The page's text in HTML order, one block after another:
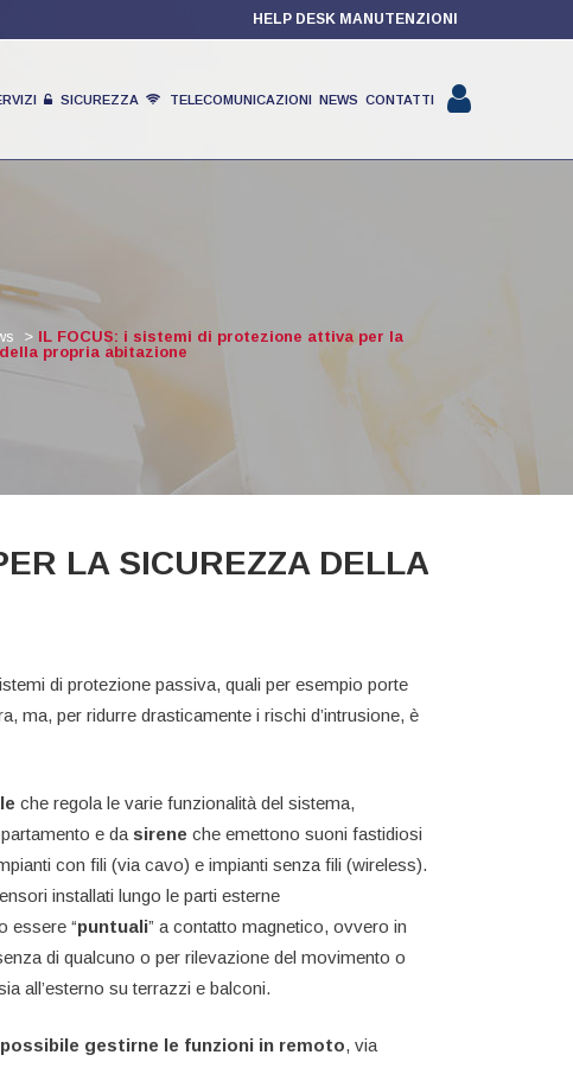
HELP DESK MANUTENZIONI
SICUREZZA
PARTNER
TELECOMUNICAZIONI NEWS CONTATTI
> IL FOCUS: i sistemi di protezione attiva per la
propria abitazione
LA SICUREZZA DELLA
di protezione passiva, quali per esempio porte
ma, per ridurre drasticamente i rischi d’intrusione, è
che regola le varie funzionalità del sistema,
e da sirene che emettono suoni fastidiosi
con fili (via cavo) e impianti senza fili (wireless).
installati lungo le parti esterne
essere “puntuali” a contatto magnetico, ovvero in
di qualcuno o per rilevazione del movimento o
all’esterno su terrazzi e balconi.
possibile gestirne le funzioni in remoto, via